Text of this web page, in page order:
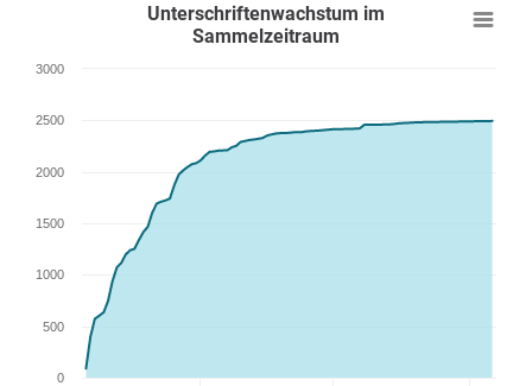
Unterschriftenwachstum im
Sammelzeitraum
0
500
1000
1500
2000
2500
3000